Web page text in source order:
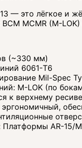
— это лёгкое и
MCMR (M-
(~330 мм)
6061-T6
Mil-Spec
M-LOK (по
к верхнему
AR-15/